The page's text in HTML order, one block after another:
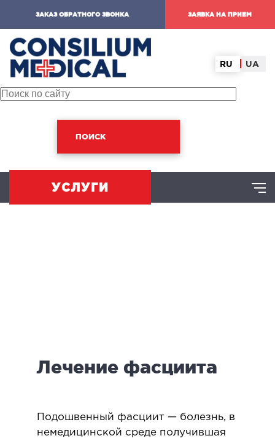
ЗАКАЗ ОБРАТНОГО ЗВОНКА ЗАЯВКА НА ПРИЕМ
RU UA
ПОИСК
УСЛУГИ
Лечение фасциита
Подошвенный фасциит — болезнь, в
немедицинской среде получившая